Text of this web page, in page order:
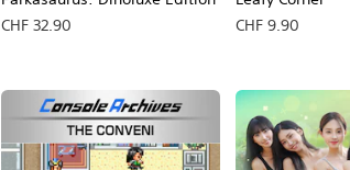
CHF 32.90 CHF 9.90